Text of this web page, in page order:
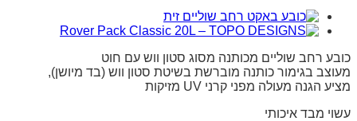
כובע רחב שוליים מכותנה מסוג סטון ווש עם חוט
מעוצב בגימור כותנה מוברשת בשיטת סטון ווש (בד מיושן),
מציע הגנה מעולה מפני קרני UV מזיקות
עשוי מבד איכותי